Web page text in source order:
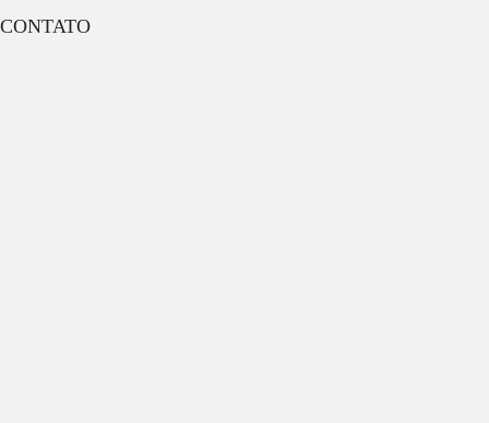
CONTATO